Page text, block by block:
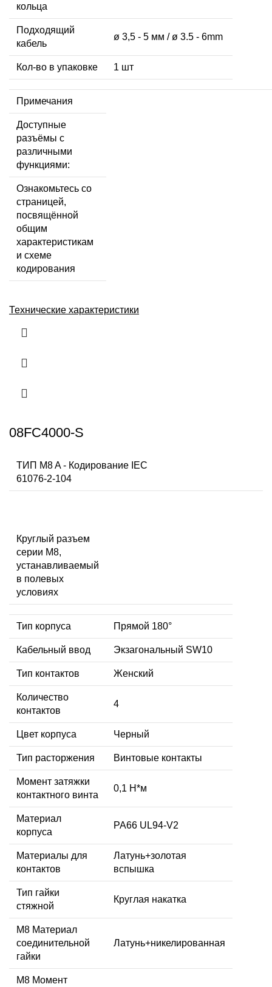
кольца
Подходящий
кабель
ø 3,5 - 5 мм / ø 3.5 - 6mm
Кол-во в упаковке 1 шт
Примечания
Доступные
разъёмы с
различными
функциями:
Ознакомьтесь со
страницей,
посвящённой
общим
характеристикам
и схеме
кодирования
Технические характеристики
08FC4000-S
ТИП M8 A - Кодирование IEC
61076-2-104
Круглый разъем
серии M8,
устанавливаемый
в полевых
условиях
Тип корпуса Прямой 180°
Кабельный ввод Экзагональный SW10
Тип контактов Женский
Количество
контактов
4
Цвет корпуса Черный
Тип расторжения Винтовые контакты
Момент затяжки
контактного винта
0,1 Н*м
Материал
корпуса
PA66 UL94-V2
Материалы для
контактов
Латунь+золотая
вспышка
Тип гайки
стяжной
Круглая накатка
М8 Материал
соединительной
гайки
Латунь+никелированная
M8 Момент